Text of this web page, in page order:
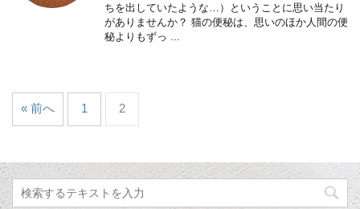
ちを出していたような…）ということに思い当たり
がありませんか？ 猫の便秘は、思いのほか人間の便
秘よりもずっ ...
« 前へ 1 2